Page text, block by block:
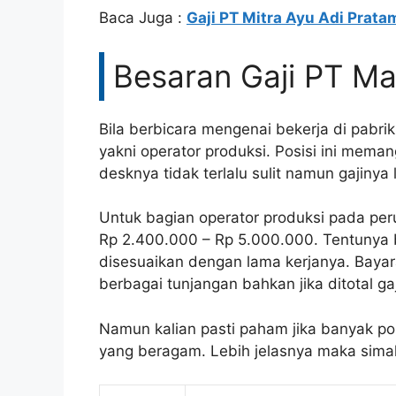
Baca Juga : Gaji PT Mitra Ayu Adi
Besaran Gaji PT
Bila berbicara mengenai bekerja di
yakni operator produksi. Posisi ini
desknya tidak terlalu sulit namun gajinya
Untuk bagian operator produksi pada
Rp 2.400.000 – Rp 5.000.000.
disesuaikan dengan lama kerjanya.
berbagai tunjangan bahkan jika ditotal
Namun kalian pasti paham jika banyak
yang beragam. Lebih jelasnya maka